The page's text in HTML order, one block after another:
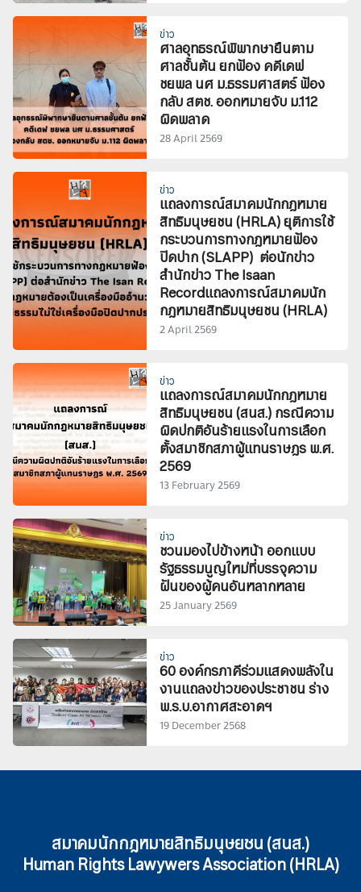
ข่าว
ศาลอุทธรณ์พิพากษายืนตาม
ศาลชั้นต้น ยกฟ้อง คดีเดฟ
ชยพล นศ ม.ธรรมศาสตร์ ฟ้อง
กลับ สตช. ออกหมายจับ ม.112
ผิดพลาด
28 April 2569
ข่าว
แถลงการณ์สมาคมนักกฎหมาย
สิทธิมนุษยชน (HRLA) ยุติการใช้
กระบวนการทางกฎหมายฟ้อง
ปิดปาก (SLAPP) ต่อนักข่าว
สำนักข่าว The Isaan
Recordแถลงการณ์สมาคมนัก
กฎหมายสิทธิมนุษยชน (HRLA)
2 April 2569
ข่าว
แถลงการณ์สมาคมนักกฎหมาย
สิทธิมนุษยชน (สนส.) กรณีความ
ผิดปกติอันร้ายแรงในการเลือก
ตั้งสมาชิกสภาผู้แทนราษฎร พ.ศ.
2569
13 February 2569
ข่าว
ชวนมองไปข้างหน้า ออกแบบ
รัฐธรรมนูญใหม่ที่บรรจุความ
ฝันของผู้คนอันหลากหลาย
25 January 2569
ข่าว
60 องค์กรภาคีร่วมแสดงพลังใน
งานแถลงข่าวของประชาชน ร่าง
พ.ร.บ.อากาศสะอาดฯ
19 December 2568
สมาคมนักกฎหมายสิทธิมนุษยชน (สนส.)
Human Rights Lawywers Association (HRLA)